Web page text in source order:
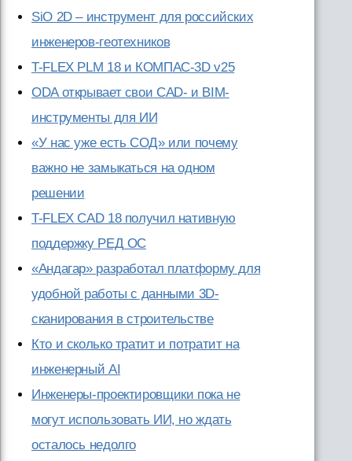
SiO 2D – инструмент для российских
инженеров-геотехников
T-FLEX PLM 18 и КОМПАС-3D v25
ODA открывает свои CAD- и BIM-
инструменты для ИИ
«У нас уже есть СОД» или почему
важно не замыкаться на одном
решении
T-FLEX CAD 18 получил нативную
поддержку РЕД ОС
«Андагар» разработал платформу для
удобной работы с данными 3D-
сканирования в строительстве
Кто и сколько тратит и потратит на
инженерный AI
Инженеры-проектировщики пока не
могут использовать ИИ, но ждать
осталось недолго